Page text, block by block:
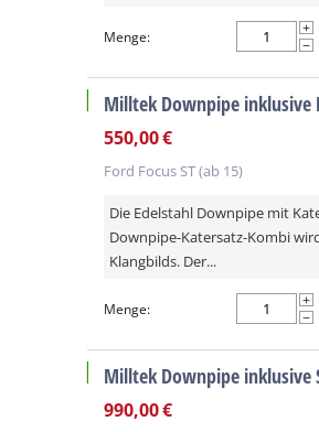
Menge:
+
−
versandkostenfrei
Milltek Downpipe inklusive
550,00€
Ford Focus ST (ab 15)
Die Edelstahl Downpipe mit
Downpipe-Katersatz-Kombi
Klangbilds. Der...
Menge:
+
−
versandkostenfrei
Milltek Downpipe inklusive
990,00€